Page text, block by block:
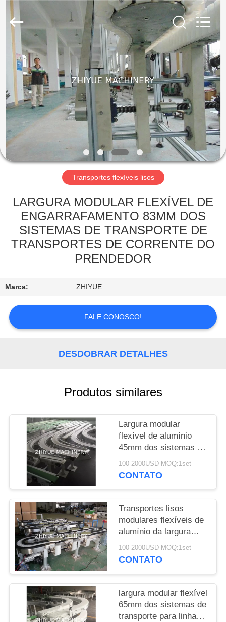
PARA
CASA
PRODUTOS
SOBRE
NÓS
FÁBRICA
CONTROLE
CONTACTE-
NOS
NOTÍCIAS
SOLICITE
ORÇAMENTO
MAPA
SITE
PRIVACY
POLICY
Co.,Ltd.
Rights
Reserved.
Transportes flexíveis lisos
LARGURA MODULAR FLEXÍVEL DE
ENGARRAFAMENTO 83MM DOS
SISTEMAS DE TRANSPORTE DE
TRANSPORTES DE CORRENTE DO
PRENDEDOR
Marca: ZHIYUE
FALE CONOSCO!
DESDOBRAR DETALHES
Produtos similares
Largura modular
flexível de alumínio
45mm dos sistemas de
transporte 65mm
85mm 105mm 145mm
100-2000USD MOQ:1set
CONTATO
Transportes lisos
modulares flexíveis de
alumínio da largura
295mm dos sistemas
de transporte
100-2000USD MOQ:1set
CONTATO
largura modular flexível
65mm dos sistemas de
transporte para linhas